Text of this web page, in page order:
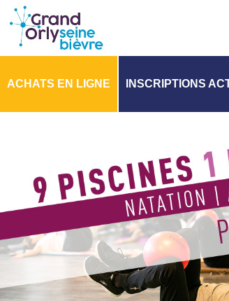
ACHATS EN LIGNE INSCRIPTIONS